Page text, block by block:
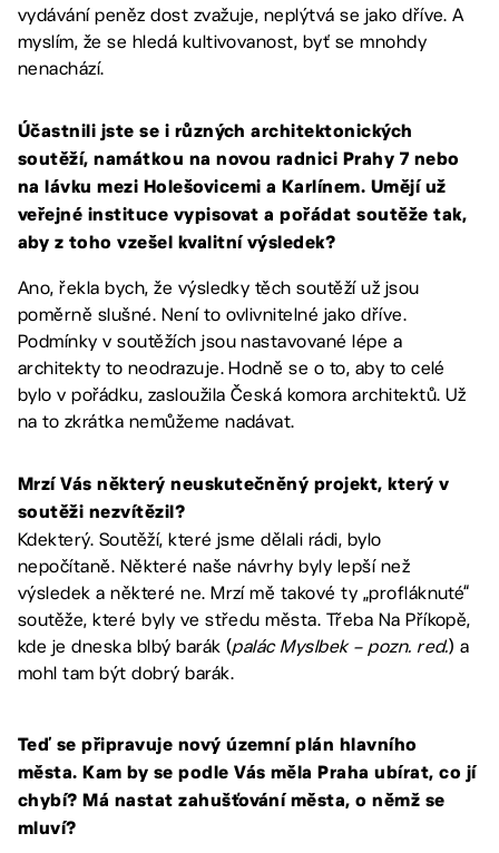
vydávání peněz dost zvažuje, neplýtvá se jako dříve. A
myslím, že se hledá kultivovanost, byť se mnohdy
nenachází.
Účastnili jste se i různých architektonických
soutěží, namátkou na novou radnici Prahy 7 nebo
na lávku mezi Holešovicemi a Karlínem. Umějí už
veřejné instituce vypisovat a pořádat soutěže tak,
aby z toho vzešel kvalitní výsledek?
Ano, řekla bych, že výsledky těch soutěží už jsou
poměrně slušné. Není to ovlivnitelné jako dříve.
Podmínky v soutěžích jsou nastavované lépe a
architekty to neodrazuje. Hodně se o to, aby to celé
bylo v pořádku, zasloužila Česká komora architektů. Už
na to zkrátka nemůžeme nadávat.
Mrzí Vás některý neuskutečněný projekt, který v
soutěži nezvítězil?
Kdekterý. Soutěží, které jsme dělali rádi, bylo
nepočítaně. Některé naše návrhy byly lepší než
výsledek a některé ne. Mrzí mě takové ty „profláknuté“
soutěže, které byly ve středu města. Třeba Na Příkopě,
kde je dneska blbý barák (palác Myslbek – pozn. red.) a
mohl tam být dobrý barák.
Teď se připravuje nový územní plán hlavního
města. Kam by se podle Vás měla Praha ubírat, co jí
chybí? Má nastat zahušťování města, o němž se
mluví?